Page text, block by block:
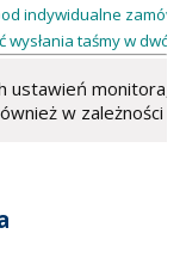
indywidualne
taśmy w
ustawień
w zależności